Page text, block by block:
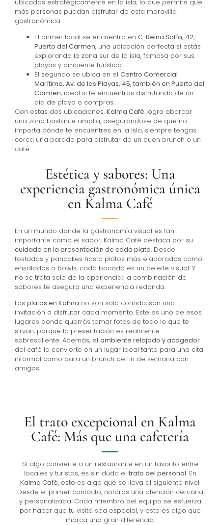
ubicados estratégicamente en la isla, lo que permite que
más personas puedan disfrutar de esta maravilla
gastronómica.
El primer local se encuentra en C. Reina Sofía, 42,
Puerto del Carmen, una ubicación perfecta si estás
explorando la zona sur de la isla, famosa por sus
playas y ambiente turístico.
El segundo se ubica en el Centro Comercial
Marítimo, Av. de las Playas, 45, también en Puerto del
Carmen, ideal si te encuentras disfrutando de un
día de playa o compras.
Con estas dos ubicaciones, Kalma Café logra abarcar
una zona bastante amplia, asegurándose de que no
importa dónde te encuentres en la isla, siempre tengas
cerca una parada para disfrutar de un buen brunch o un
café.
Estética y sabores: Una
experiencia gastronómica única
en Kalma Café
En un mundo donde la gastronomía visual es tan
importante como el sabor, Kalma Café destaca por su
cuidado en la presentación de cada plato. Desde
tostadas y pancakes hasta platos más elaborados como
ensaladas o bowls, cada bocado es un deleite visual. Y
no se trata solo de la apariencia; la combinación de
sabores te asegura una experiencia redonda.
Los platos en Kalma no son solo comida, son una
invitación a disfrutar cada momento. Este es uno de esos
lugares donde querrás tomar fotos de todo lo que te
sirvan, porque la presentación es realmente
sobresaliente. Además, el ambiente relajado y acogedor
del café lo convierte en un lugar ideal tanto para una cita
informal como para un brunch de fin de semana con
amigos.
El trato excepcional en Kalma
Café: Más que una cafetería
Si algo convierte a un restaurante en un favorito entre
locales y turistas, es sin duda el trato del personal. En
Kalma Café, esto es algo que se lleva al siguiente nivel.
Desde el primer contacto, notarás una atención cercana
y personalizada. Cada miembro del equipo se esfuerza
por hacer que tu visita sea especial, y esto es algo que
marca una gran diferencia.